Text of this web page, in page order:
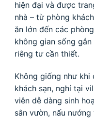
hiện đại và được
nhà – từ phòng
ăn lớn đến các
không gian sống
riêng tư cần thiết.
Không giống như
khách sạn, nghỉ tại
viên dễ dàng sinh
sân vườn, nấu